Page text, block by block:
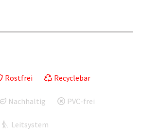
Rostfrei Recyclebar
Nachhaltig PVC-frei
Leitsystem